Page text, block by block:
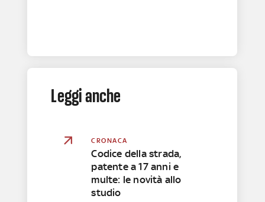
Leggi anche
CRONACA
Codice della strada,
patente a 17 anni e
multe: le novità allo
studio